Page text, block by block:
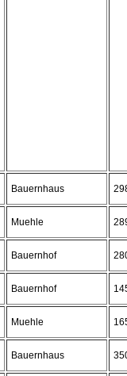
Bauernhaus
Muehle
Bauernhof
Bauernhof
Muehle
Bauernhaus